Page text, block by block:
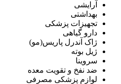
آرایشی
بهداشتی
تجهیزات پزشکی
دارو گیاهی
ژاک آندرل پاریس(مو)
ژیل بوته
سروینا
ضد نفخ و تقویت معده
لوازم پزشکی مصرفی